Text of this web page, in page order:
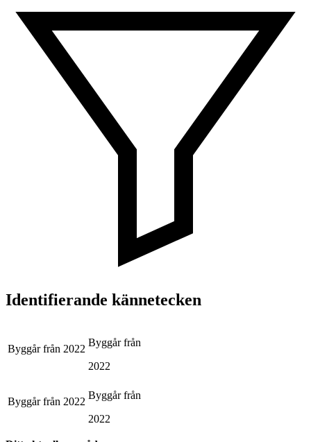
Identifierande kännetecken
Byggår från 2022
Byggår från
2022
Byggår från 2022
Byggår från
2022